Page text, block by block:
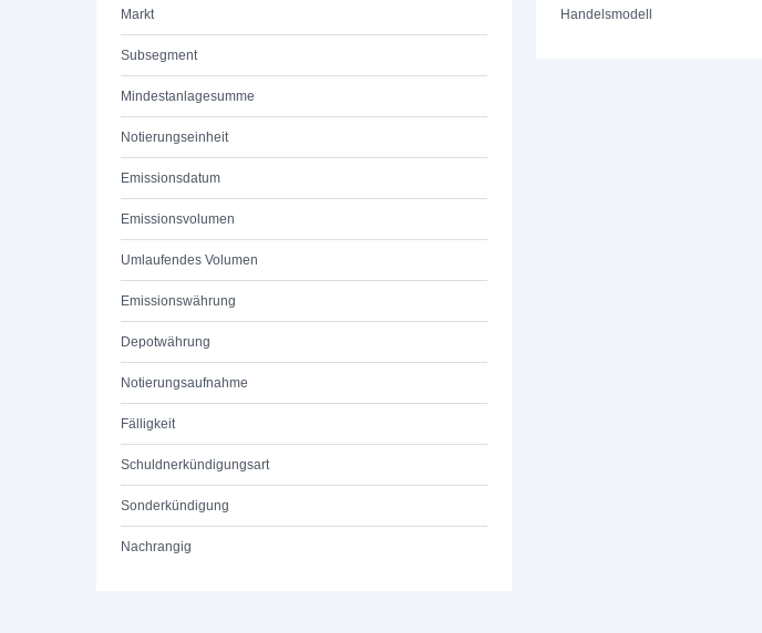
Markt
Subsegment
Mindestanlagesumme
Notierungseinheit
Emissionsdatum
Emissionsvolumen
Umlaufendes Volumen
Emissionswährung
Depotwährung
Notierungsaufnahme
Fälligkeit
Schuldnerkündigungsart
Sonderkündigung
Nachrangig
Handelsmodell